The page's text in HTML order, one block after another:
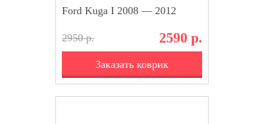
Ford Kuga I 2008 — 2012
2590 р.
2950 р.
Заказать коврик